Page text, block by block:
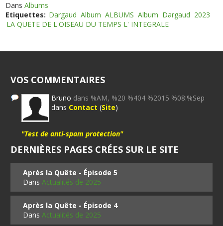
DansAlbums
Etiquettes: Dargaud Album ALBUMS Album Dargaud 2023
LA QUETE DE L'OISEAU DU TEMPS L' INTEGRALE
VOS COMMENTAIRES
Bruno dans %AM, %20 %404 %2015 %08:%Sep
dans Contact (Site)
"Test de anti-spam protection"
DERNIÈRES PAGES CRÉES SUR LE SITE
Après la Quête - Épisode 5
DansActualités de 2025
Après la Quête - Épisode 4
DansActualités de 2025